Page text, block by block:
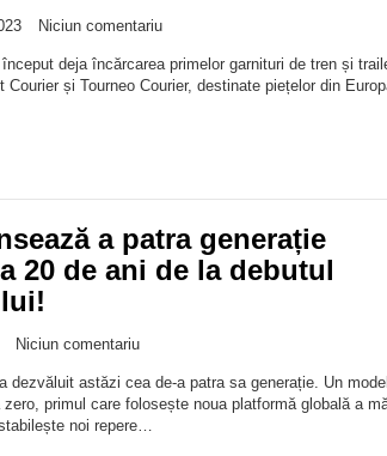
Niciun comentariu
deja încărcarea primelor garnituri de tren și
Courier și Tourneo Courier, destinate piețelor din
a patra generație
20 de ani de la debutul
Niciun comentariu
dezvăluit astăzi cea de-a patra sa generație. Un
primul care folosește noua platformă globală a
noi repere…